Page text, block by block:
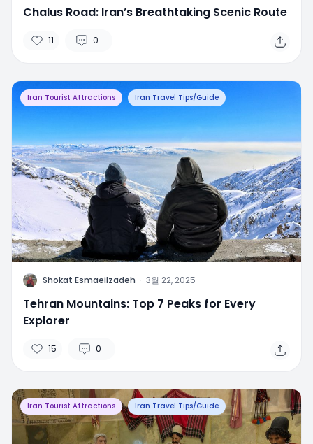
Chalus Road: Iran’s Breathtaking Scenic Route
11 0
Iran Tourist Attractions Iran Travel Tips/Guide
S Shokat Esmaeilzadeh · 3월 22, 2025
Tehran Mountains: Top 7 Peaks for Every
Explorer
15 0
Iran Tourist Attractions Iran Travel Tips/Guide